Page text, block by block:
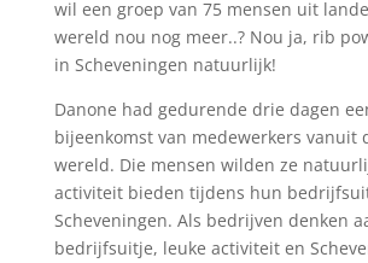
wil een groep van 75 mensen uit
wereld nou nog meer..? Nou ja, rib
in Scheveningen natuurlijk!
Danone had gedurende drie dagen
bijeenkomst van medewerkers vanuit
wereld. Die mensen wilden ze
activiteit bieden tijdens hun
Scheveningen. Als bedrijven denken
bedrijfsuitje, leuke activiteit en